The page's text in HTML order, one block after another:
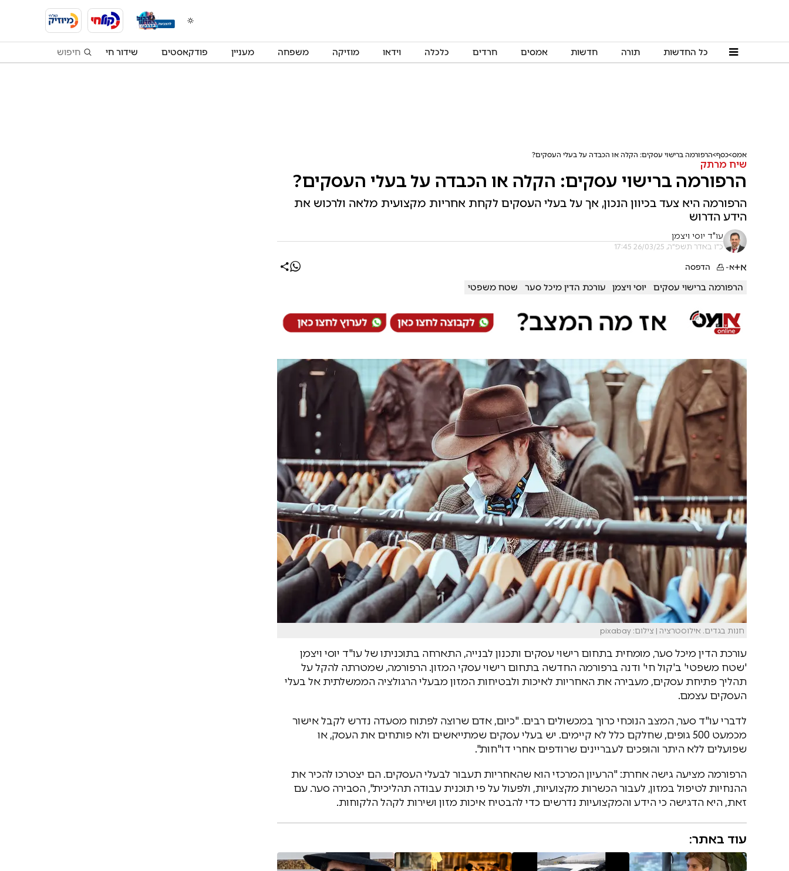
כל החדשות תורה חדשות אמסים חרדים כלכלה וידאו מוזיקה משפחה מעניין פודקאסטים שידור חי
אמס כסף הרפורמה ברישוי עסקים: הקלה או הכבדה על בעלי העסקים?
שיח מרתק
הרפורמה ברישוי עסקים: הקלה או הכבדה על בעלי העסקים?
הרפורמה היא צעד בכיוון הנכון, אך על בעלי העסקים לקחת אחריות מקצועית מלאה ולרכוש את
הידע הדרוש
עו"ד יוסי ויצמן
כ"ו באדר תשפ"ה, 26/03/25 17:45
א+א- הדפסה
הרפורמה ברישוי עסקים יוסי ויצמן עורכת הדין מיכל סער שטח משפטי
חנות בגדים. אילוסטרציה | צילום: pixabay
עורכת הדין מיכל סער, מומחית בתחום רישוי עסקים ותכנון לבנייה, התארחה בתוכניתו של עו"ד יוסי ויצמן
'שטח משפטי' ב'קול חי' ודנה ברפורמה החדשה בתחום רישוי עסקי המזון. הרפורמה, שמטרתה להקל על
תהליך פתיחת עסקים, מעבירה את האחריות לאיכות ולבטיחות המזון מבעלי הרגולציה הממשלתית אל בעלי
העסקים עצמם.
לדברי עו"ד סער, המצב הנוכחי כרוך במכשולים רבים. "כיום, אדם שרוצה לפתוח מסעדה נדרש לקבל אישור
מכמעט 500 גופים, שחלקם כלל לא קיימים. יש בעלי עסקים שמתייאשים ולא פותחים את העסק, או
שפועלים ללא היתר והופכים לעבריינים שרודפים אחרי דו"חות".
הרפורמה מציעה גישה אחרת: "הרעיון המרכזי הוא שהאחריות תעבור לבעלי העסקים. הם יצטרכו להכיר את
ההנחיות לטיפול במזון, לעבור הכשרות מקצועיות, ולפעול על פי תוכנית עבודה תהליכית", הסבירה סער. עם
זאת, היא הדגישה כי הידע והמקצועיות נדרשים כדי להבטיח איכות מזון ושירות לקהל הלקוחות.
עוד באתר: